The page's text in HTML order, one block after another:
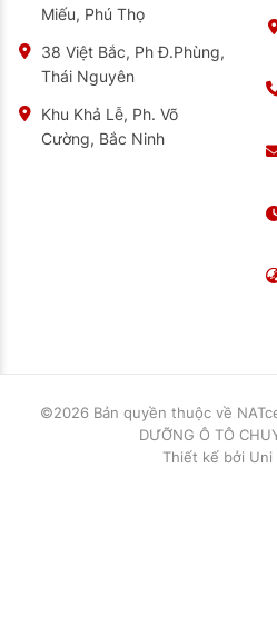
Miếu, Phú Thọ
38 Việt Bắc, Ph Đ.Phùng,
Thái Nguyên
Khu Khả Lễ, Ph. Võ
Cường, Bắc Ninh
©2026 Bản quyền thuộc về
DƯỠNG Ô TÔ
Thiết kế bởi Uni